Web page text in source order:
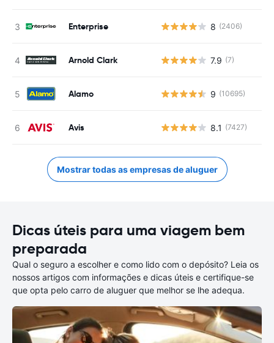
Enterprise 8 (2406)
Arnold Clark 7.9 (7)
Alamo 9 (10695)
Avis 8.1 (7427)
Mostrar todas as empresas de aluguer
Dicas úteis para uma viagem bem
preparada
Qual o seguro a escolher e como lido com o depósito? Leia os
nossos artigos com informações e dicas úteis e certifique-se
que opta pelo carro de aluguer que melhor se lhe adequa.